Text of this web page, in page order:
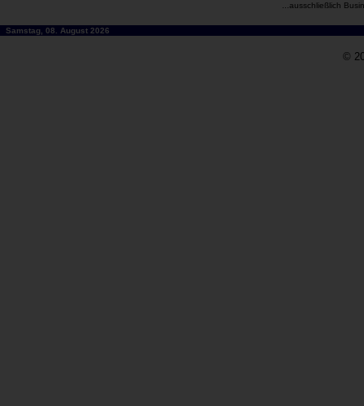
...ausschließlich
Samstag, 08. August 2026
©